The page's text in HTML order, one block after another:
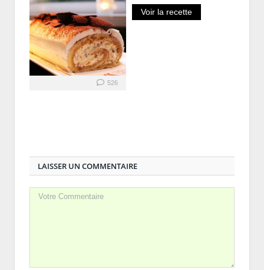
526
Voir la recette
LAISSER UN COMMENTAIRE